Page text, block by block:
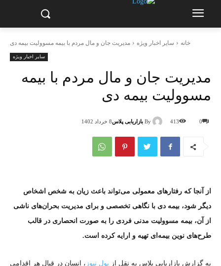
خانه سایر اخبار ویژه مدیریت جان و مال مردم با بیمه مسوولیت بیمه دی
سایر اخبار ویژه
مدیریت جان و مال مردم با بیمه
مسوولیت بیمه دی
By بازاریابی پلاس8 خرداد 1402 0
413
از آنجا که رفتار‌های معمولی می‌تواند باعث زیان به شخص اشخاص
دیگر شود، بیمه دی با نگاهی تخصصی و برای مدیریت بحران‌های ناشی
از آن، بیمه مسوولیت مدنی فردی را به صورت انحصاری در قالب
طرح‌های نوین بیمه‌ای تهیه و ارایه کرده است.
به گزارش بازاریابی پلاس به نقل از پول نیوز ، انسان در قبال هر اقدامی